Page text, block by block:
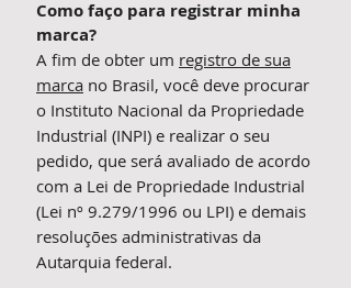
Como faço para registrar minha
marca?
A fim de obter um registro de sua
marca no Brasil, você deve procurar
o Instituto Nacional da Propriedade
Industrial (INPI) e realizar o seu
pedido, que será avaliado de acordo
com a Lei de Propriedade Industrial
(Lei nº 9.279/1996 ou LPI) e demais
resoluções administrativas da
Autarquia federal.